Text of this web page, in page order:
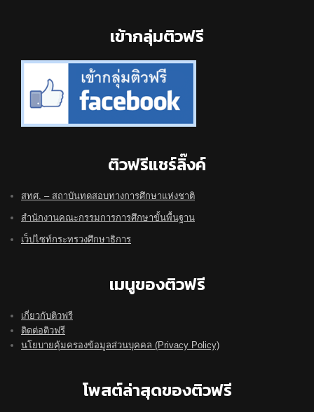
เข้ากลุ่มติวฟรี
ติวฟรีแชร์ลิ๊งค์
สทศ. – สถาบันทดสอบทางการศึกษาแห่งชาติ
สำนักงานคณะกรรมการการศึกษาขั้นพื้นฐาน
เว็ปไซท์กระทรวงศึกษาธิการ
เมนูของติวฟรี
เกี่ยวกับติวฟรี
ติดต่อติวฟรี
นโยบายคุ้มครองข้อมูลส่วนบุคคล (Privacy Policy)
โพสต์ล่าสุดของติวฟรี